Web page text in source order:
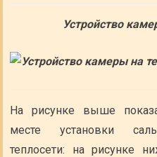
Устройство
На рисунке выше
месте установки
теплосети: на рисунке